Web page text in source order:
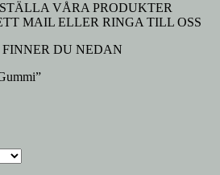
VÅRA PRODUKTER
MAIL ELLER RINGA TILL OSS
DU NEDAN